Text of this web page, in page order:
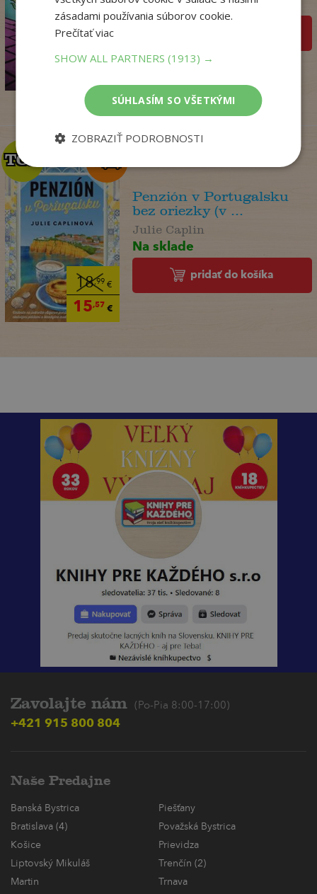
14 €
Na sklade
18,99 €
15,57 €
TOP
TOP
Penzión v Portugalsku
bez oriezky (v ...
Julie Caplin
Na sklade
pridať do košíka
Zavolajte nám (Po-Pia 8:00-17:00)
+421 915 800 804
Naše Predajne
Banská Bystrica
Piešťany
Bratislava (4)
Považská Bystrica
Košice
Prievidza
Liptovský Mikuláš
Trenčín (2)
Martin
Trnava
zásadami používania súborov cookie.
Prečítať viac
SHOW ALL PARTNERS(1913) →
SÚHLASÍM SO VŠETKÝMI
ZOBRAZIŤ PODROBNOSTI